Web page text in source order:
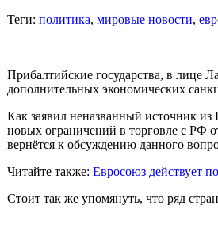
Теги: политика, мировые новости,
Прибалтийские государства, в лице
дополнительных экономических
Как заявил неназванный источник
новых ограничений в торговле с РФ
вернётся к обсуждению данного
Читайте также: Евросоюз действует
Стоит так же упомянуть, что ряд